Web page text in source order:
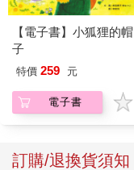
【電子書】小狐狸的帽
子
特價 259 元
電子書
訂購/退換貨須知